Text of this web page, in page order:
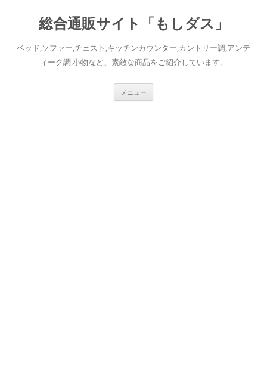
総合通販サイト「もしダス」
ベッド,ソファー,チェスト,キッチンカウンター,カントリー調,アンテ
ィーク調,小物など、素敵な商品をご紹介しています。
メニュー